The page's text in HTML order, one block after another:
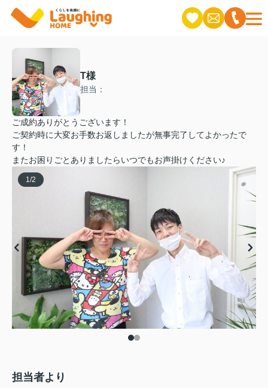
T様
担当：
ご成約ありがとうございます！
ご契約時に大変お手数お返しましたが無事完了してよかったで
す！
またお困りごとありましたらいつでもお声掛けください♪
1 /2
担当者より